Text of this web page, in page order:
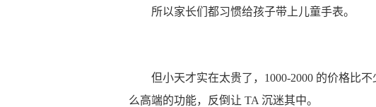
所以家长们都习惯给孩子带上儿童手表。
但小天才实在太贵了，1000-2000 的价格比
么高端的功能，反倒让 TA 沉迷其中。